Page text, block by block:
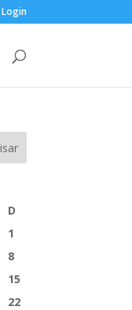
Login
D
1
8
15
22